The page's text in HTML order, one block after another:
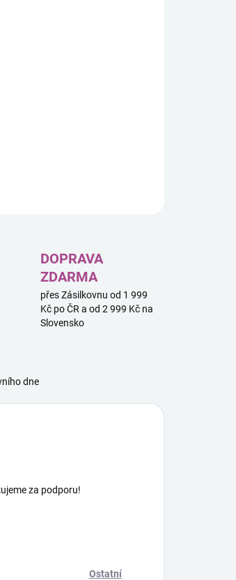
DOPRAVA
ZDARMA
přes Zásilkovnu od 1 999
Kč po ČR a od 2 999 Kč na
Slovensko
dne
za podporu!
Ostatní